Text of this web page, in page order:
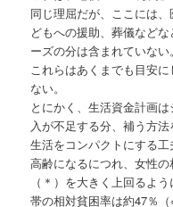
同じ理屈だが、ここには
どもへの援助、葬儀など
ーズの分は含まれていない。
これらはあくまでも目安
ない。
とにかく、生活資金計画
入が不足する分、補う方
生活をコンパクトにする工
高齢になるにつれ、女性
（＊）を大きく上回るよ
帯の相対貧困率は約47％